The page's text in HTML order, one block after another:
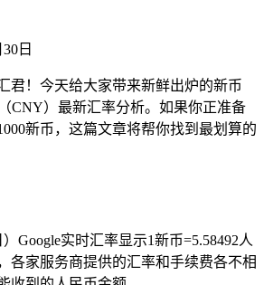
日
君！今天给大家带来新鲜出炉的新币
CNY）最新汇率分析。如果你正准备
新币，这篇文章将帮你找到最划算的
Google实时汇率显示1新币=5.58492人
各家服务商提供的汇率和手续费各不相